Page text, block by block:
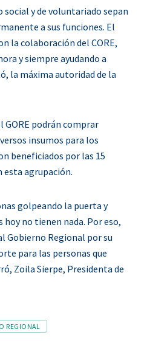
social y de voluntariado sepan
a sus funciones. El
la colaboración del CORE,
y siempre ayudando a
la máxima autoridad de la
GORE podrán comprar
insumos para los
beneficiados por las 15
agrupación.
golpeando la puerta y
no tienen nada. Por eso,
Gobierno Regional por su
para las personas que
Zoila Sierpe, Presidenta de
REGIONAL